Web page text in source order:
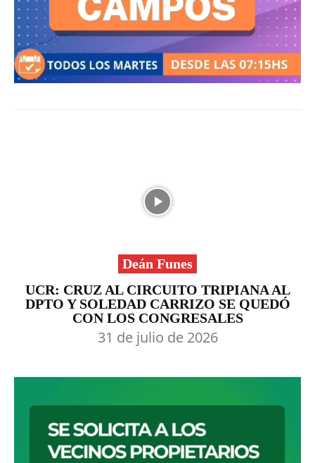
Deán Funes
UCR: CRUZ AL CIRCUITO TRIPIANA AL
DPTO Y SOLEDAD CARRIZO SE QUEDÓ
CON LOS CONGRESALES
31 de julio de 2026